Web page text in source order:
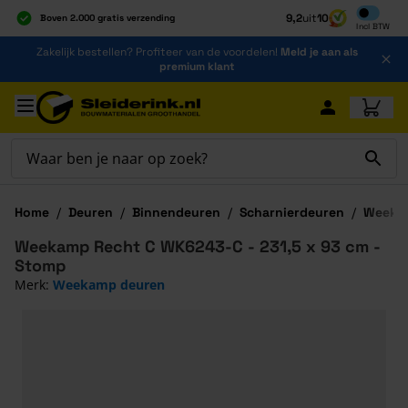
Boven 2.000 gratis verzending
Al 40 jaar dé specialist
Alles onder één dak
9,2uit10
Incl BTW
Inclusief
Ga naar de inhoud
Zakelijk bestellen? Profiteer van de voordelen! Meld je aan als
premium klant
Ga naar hoofdinhoud
Home / Deuren / Binnendeuren / Scharnierdeuren /
Weekamp Recht C WK6243-C - 231,5 x 93 cm -
Stomp
Merk: Weekamp deuren